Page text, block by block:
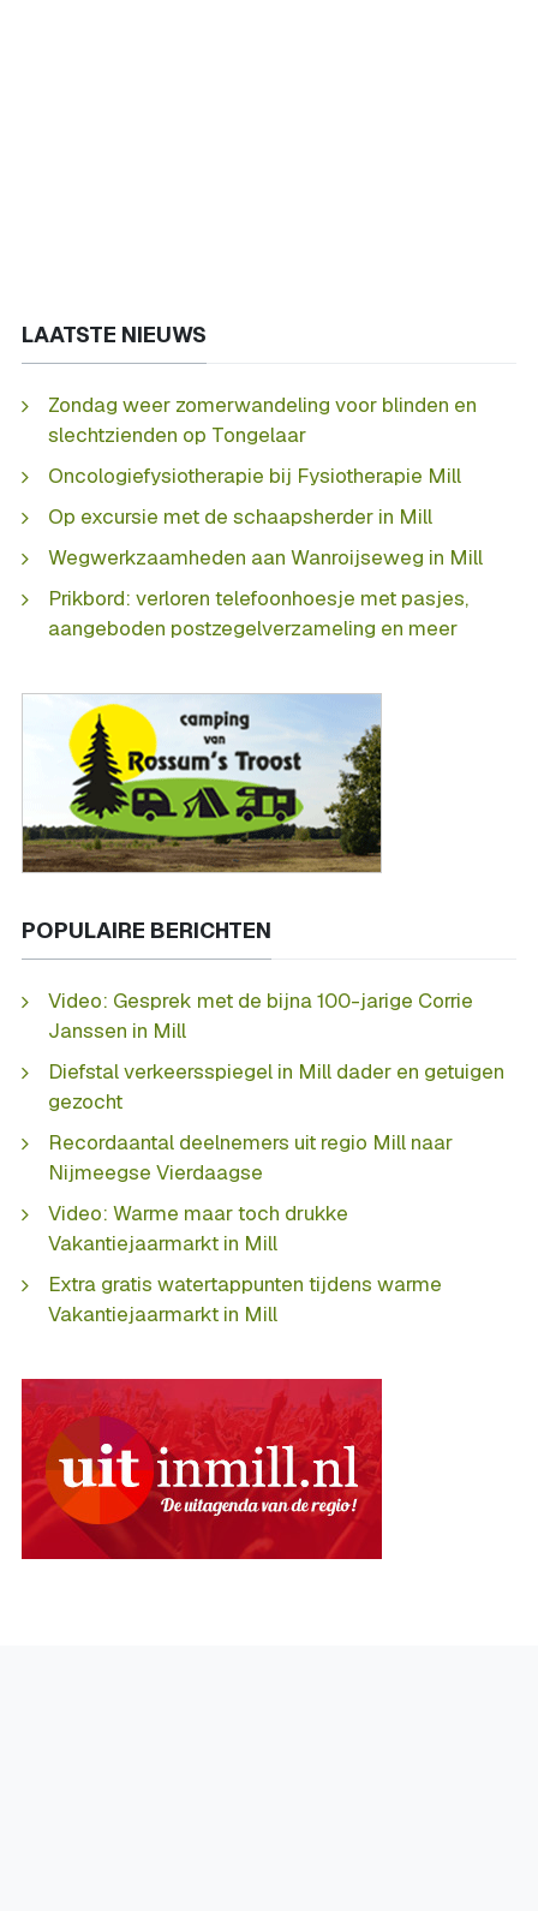
LAATSTE NIEUWS
Zondag weer zomerwandeling voor blinden en
slechtzienden op Tongelaar
Oncologiefysiotherapie bij Fysiotherapie Mill
Op excursie met de schaapsherder in Mill
Wegwerkzaamheden aan Wanroijseweg in Mill
Prikbord: verloren telefoonhoesje met pasjes,
aangeboden postzegelverzameling en meer
POPULAIRE BERICHTEN
Video: Gesprek met de bijna 100-jarige Corrie
Janssen in Mill
Diefstal verkeersspiegel in Mill dader en getuigen
gezocht
Recordaantal deelnemers uit regio Mill naar
Nijmeegse Vierdaagse
Video: Warme maar toch drukke
Vakantiejaarmarkt in Mill
Extra gratis watertappunten tijdens warme
Vakantiejaarmarkt in Mill